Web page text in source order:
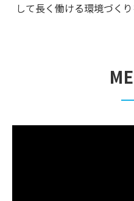
して長く働ける環境づく